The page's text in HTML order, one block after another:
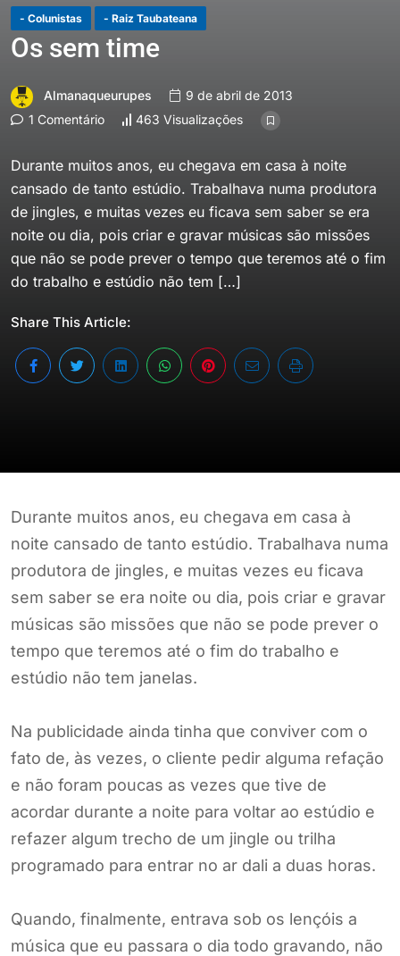
- Colunistas - Raiz Taubateana
Os sem time
Almanaqueurupes
9 de abril de 2013
1 Comentário
463 Visualizações
Durante muitos anos, eu chegava em casa à noite
cansado de tanto estúdio. Trabalhava numa produtora
de jingles, e muitas vezes eu ficava sem saber se era
noite ou dia, pois criar e gravar músicas são missões
que não se pode prever o tempo que teremos até o fim
do trabalho e estúdio não tem […]
Share This Article:
Durante muitos anos, eu chegava em casa à
noite cansado de tanto estúdio. Trabalhava numa
produtora de jingles, e muitas vezes eu ficava
sem saber se era noite ou dia, pois criar e gravar
músicas são missões que não se pode prever o
tempo que teremos até o fim do trabalho e
estúdio não tem janelas.
Na publicidade ainda tinha que conviver com o
fato de, às vezes, o cliente pedir alguma refação
e não foram poucas as vezes que tive de
acordar durante a noite para voltar ao estúdio e
refazer algum trecho de um jingle ou trilha
programado para entrar no ar dali a duas horas.
Quando, finalmente, entrava sob os lençóis a
música que eu passara o dia todo gravando, não